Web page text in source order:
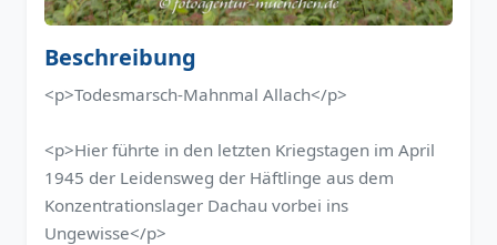
Beschreibung
<p>Todesmarsch-Mahnmal Allach</p>
<p>Hier führte in den letzten Kriegstagen im April
1945 der Leidensweg der Häftlinge aus dem
Konzentrationslager Dachau vorbei ins
Ungewisse</p>